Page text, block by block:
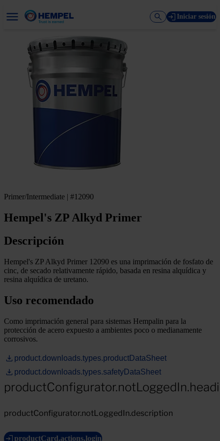
Iniciar sesión
Primer/Intermediate | #12090
Hempel's ZP Alkyd Primer
Descripción
Hempel's ZP Alkyd Primer 12090 es una imprimación de fosfato de
cinc, de secado relativamente rápido, basada en resina alquídica y
resina alquídica de uretano.
Uso recomendado
Como imprimación general para sistemas Hempalin para la
protección de acero expuesto a ambientes poco o medianamente
corrosivos.
product.downloads.types.productDataSheet
product.downloads.types.safetyDataSheet
productConfigurator.notLoggedIn.description
productCard.actions.login